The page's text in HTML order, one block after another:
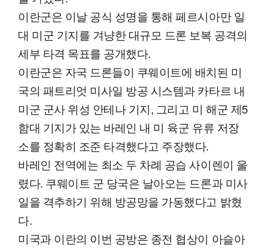
이란군은 이날 공식 성명을 통해 페르시아만 일
대 미군 기지를 겨냥한 대규모 드론 보복 공격의
세부 타격 목표를 공개했다.
이란군은 자국 드론들이 쿠웨이트에 배치된 미
국의 패트리엇 미사일 방공 시스템과 카타르 내
미군 군사 위성 안테나 기지, 그리고 미 해군 제5
함대 기지가 있는 바레인 내 미 육군 유류 저장
소를 정확히 조준 타격했다고 주장했다.
바레인 전역에는 최소 두 차례 공습 사이렌이 울
렸다. 쿠웨이트 군 당국은 날아오는 드론과 미사
일을 격추하기 위해 방공망을 가동했다고 밝혔
다.
미국과 이란의 이번 공방은 종전 협상이 아슬아